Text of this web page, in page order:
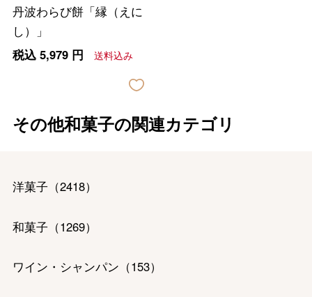
丹波わらび餅「縁（えに
し）」
税込 5,979円 送料込み
その他和菓子の関連カテゴリ
洋菓子 （2418）
和菓子 （1269）
ワイン・シャンパン （153）